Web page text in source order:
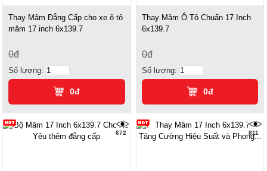
Thay Mâm Đẳng Cấp cho xe ô tô
mâm 17 inch 6x139.7
0đ
Số lượng:
0đ
Thay Mâm Ô Tô Chuẩn 17 Inch
6x139.7
0đ
Số lượng:
0đ
672 811